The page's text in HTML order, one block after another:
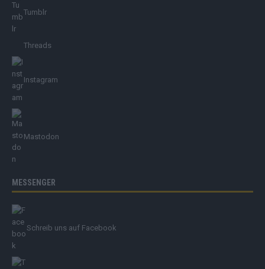
Tumblr
Threads
Instagram
Mastodon
MESSENGER
Schreib uns auf Facebook